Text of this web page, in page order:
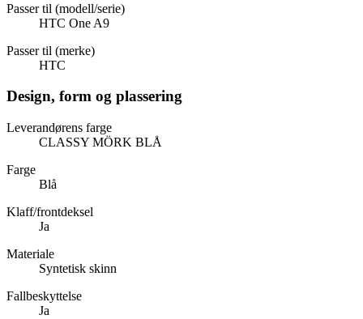
Passer til (modell/serie)
HTC One A9
Passer til (merke)
HTC
Design, form og plassering
Leverandørens farge
CLASSY MÖRK BLÅ
Farge
Blå
Klaff/frontdeksel
Ja
Materiale
Syntetisk skinn
Fallbeskyttelse
Ja